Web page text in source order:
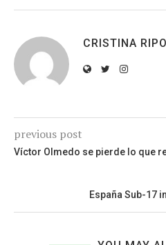
CRISTINA
previous post
Víctor Olmedo se pierde lo que
España Sub-17